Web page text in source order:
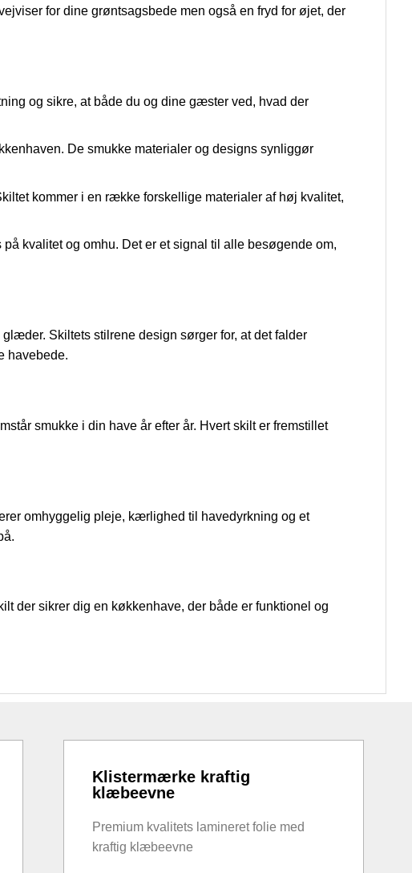
for dine grøntsagsbede men også en fryd for øjet, der
og sikre, at både du og dine gæster ved, hvad der
De smukke materialer og designs synliggør
kommer i en række forskellige materialer af høj kvalitet,
kvalitet og omhu. Det er et signal til alle besøgende om,
Skiltets stilrene design sørger for, at det falder
havebede.
smukke i din have år efter år. Hvert skilt er fremstillet
omhyggelig pleje, kærlighed til havedyrkning og et
der sikrer dig en køkkenhave, der både er funktionel og
Klistermærke kraftig
klæbeevne
Premium kvalitets lamineret folie med
kraftig klæbeevne